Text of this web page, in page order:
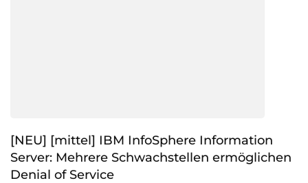
[NEU] [mittel] IBM InfoSphere Information
Server: Mehrere Schwachstellen ermöglichen
Denial of Service